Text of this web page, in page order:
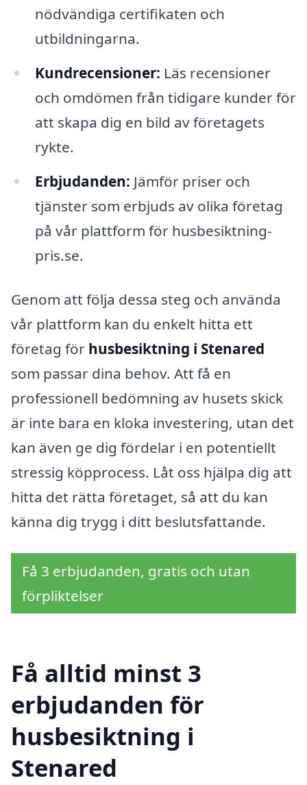
nödvändiga certifikaten och
utbildningarna.
Kundrecensioner: Läs recensioner
och omdömen från tidigare kunder för
att skapa dig en bild av företagets
rykte.
Erbjudanden: Jämför priser och
tjänster som erbjuds av olika företag
på vår plattform för husbesiktning-
pris.se.
Genom att följa dessa steg och använda
vår plattform kan du enkelt hitta ett
företag för husbesiktning i Stenared
som passar dina behov. Att få en
professionell bedömning av husets skick
är inte bara en kloka investering, utan det
kan även ge dig fördelar i en potentiellt
stressig köpprocess. Låt oss hjälpa dig att
hitta det rätta företaget, så att du kan
känna dig trygg i ditt beslutsfattande.
Få 3 erbjudanden, gratis och utan
förpliktelser
Få alltid minst 3
erbjudanden för
husbesiktning i
Stenared